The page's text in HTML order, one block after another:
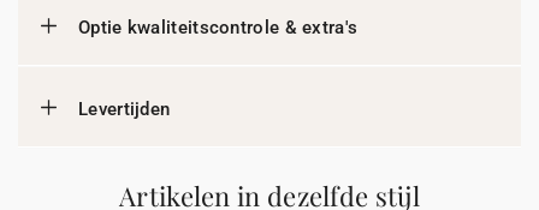
Optie kwaliteitscontrole & extra's
Levertijden
Artikelen in dezelfde stijl